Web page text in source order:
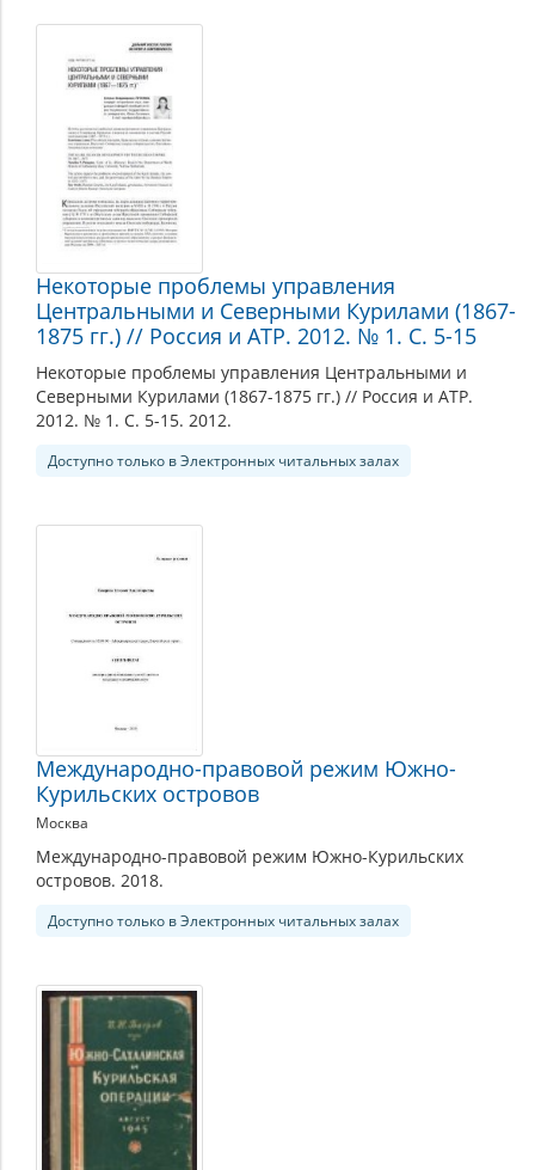
Некоторые проблемы управления
Центральными и Северными Курилами (1867-
1875 гг.) // Россия и АТР. 2012. № 1. С. 5-15
Некоторые проблемы управления Центральными и
Северными Курилами (1867-1875 гг.) // Россия и АТР.
2012. № 1. С. 5-15. 2012.
Доступно только в Электронных читальных залах
Международно-правовой режим Южно-
Курильских островов
Москва
Международно-правовой режим Южно-Курильских
островов. 2018.
Доступно только в Электронных читальных залах